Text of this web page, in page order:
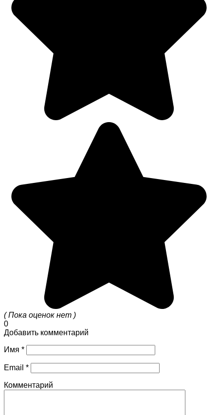
( Пока оценок нет )
0
Добавить комментарий
Имя *
Email *
Комментарий